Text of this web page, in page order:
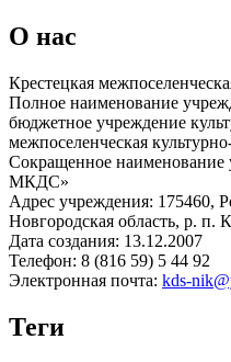
О нас
Крестецкая
Полное наименование
бюджетное учреждение
межпоселенческая
Сокращенное
МКДС»
Адрес учреждения: 175460,
Новгородская область, р. п.
Дата создания: 13.12.2007
Телефон: 8 (816 59) 5 44 92
Электронная почта: kds-
Теги